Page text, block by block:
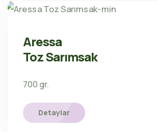
Aressa
Toz Sarımsak
700 gr.
Detaylar